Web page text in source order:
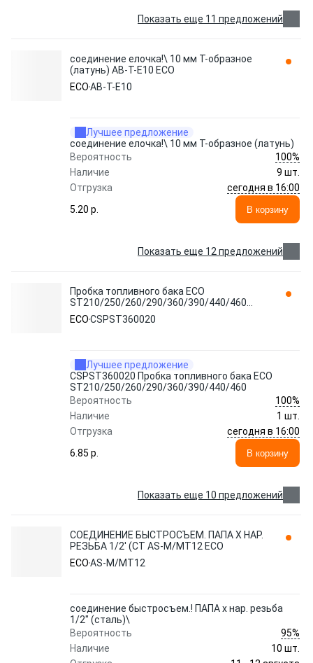
Показать еще 11 предложений
соединение елочка!\ 10 мм Т-образное
(латунь) AB-T-E10 ECO
ECOAB-T-E10
Лучшее предложение
соединение елочка!\ 10 мм Т-образное (латунь)
Вероятность
100%
Наличие
9 шт.
Отгрузка
сегодня в 16:00
5.20 p.
В корзину
Показать еще 12 предложений
Пробка топливного бака ECO
ST210/250/260/290/360/390/440/460
CSPST360020
ECOCSPST360020
Лучшее предложение
CSPST360020 Пробка топливного бака ECO
ST210/250/260/290/360/390/440/460
Вероятность
100%
Наличие
1 шт.
Отгрузка
сегодня в 16:00
6.85 p.
В корзину
Показать еще 10 предложений
СОЕДИНЕНИЕ БЫСТРОСЪЕМ. ПАПА Х НАР.
РЕЗЬБА 1/2' (СТ AS-M/MT12 ECO
ECOAS-M/MT12
соединение быстросъем.! ПАПА х нар. резьба
1/2" (сталь)\
Вероятность
95%
Наличие
10 шт.